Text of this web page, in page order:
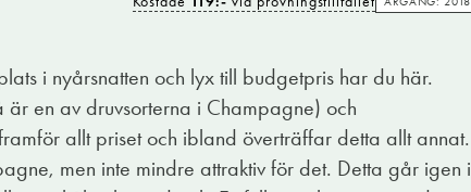
i nyårsnatten och lyx till budgetpris har du här.
en av druvsorterna i Champagne) och
allt priset och ibland överträffar detta allt annat.
men inte mindre attraktiv för det. Detta går igen i